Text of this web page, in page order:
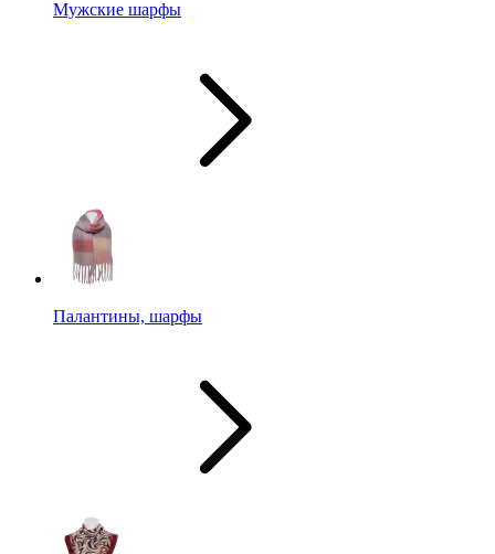
Мужские шарфы
Палантины, шарфы